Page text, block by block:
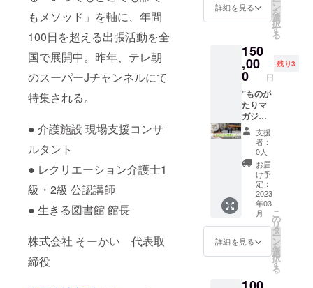
もメソッド」を軸に、年間
100日を超える出張活動を全
国で展開中。昨年、テレ朝
のスーパーJチャンネルにて
特集される。
● 介護施設 現場支援コンサ
ルタント
● レクリエーション介護士1
級・2級 公認講師
● 生きる図書館 館長
株式会社 そーかい 代表取
締役
だけの
も
の！！
メラマ
ン＋ラ
イター
付で
す。 あ
なただ
けのマ
ガジ
ン 部
数 20
部 を
発送い
たしま
す。 支
援後
に、取
材場
所・日
時のご
相談の
をいた
詳細を見る ン
を
選
択
す
る
150
,00
0 円
残り3
”ものが
たりマ
ガジ
ン”内の
2ページ
をあな
た色に
染める
記事特
集で掲
載しま
す。 プ
ロのカ
メラマ
ン＋取
材付き
に、取
支援
者：
0人
お届
け予
定：
2023
年03
月
詳細を見る
こ
の
リ
タ
ー
ン
を
選
択
す
る